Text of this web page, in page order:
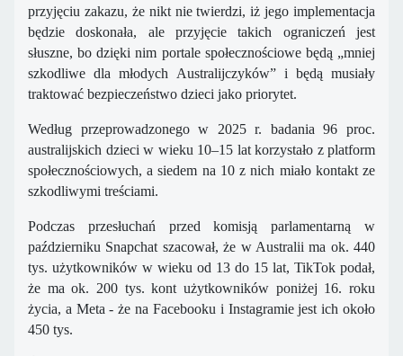
przyjęciu zakazu, że nikt nie twierdzi, iż jego implementacja
będzie doskonała, ale przyjęcie takich ograniczeń jest
słuszne, bo dzięki nim portale społecznościowe będą „mniej
szkodliwe dla młodych Australijczyków” i będą musiały
traktować bezpieczeństwo dzieci jako priorytet.
Według przeprowadzonego w 2025 r. badania 96 proc.
australijskich dzieci w wieku 10–15 lat korzystało z platform
społecznościowych, a siedem na 10 z nich miało kontakt ze
szkodliwymi treściami.
Podczas przesłuchań przed komisją parlamentarną w
październiku Snapchat szacował, że w Australii ma ok. 440
tys. użytkowników w wieku od 13 do 15 lat, TikTok podał,
że ma ok. 200 tys. kont użytkowników poniżej 16. roku
życia, a Meta - że na Facebooku i Instagramie jest ich około
450 tys.